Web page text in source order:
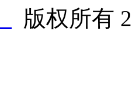
版权所有